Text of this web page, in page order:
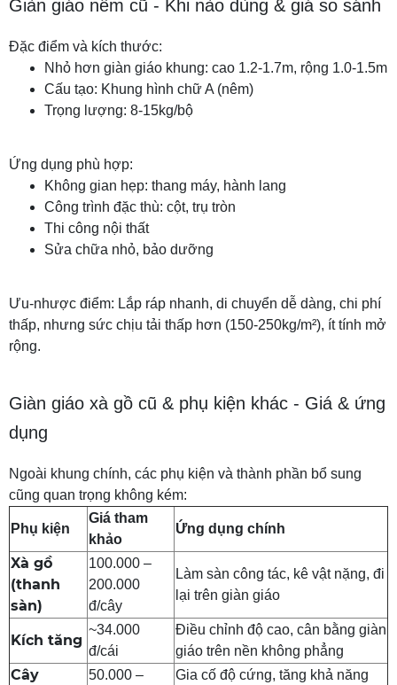
Giàn giáo nêm cũ - Khi nào dùng & giá so sánh
Đặc điểm và kích thước:
Nhỏ hơn giàn giáo khung: cao 1.2-1.7m, rộng 1.0-1.5m
Cấu tạo: Khung hình chữ A (nêm)
Trọng lượng: 8-15kg/bộ
Ứng dụng phù hợp:
Không gian hẹp: thang máy, hành lang
Công trình đặc thù: cột, trụ tròn
Thi công nội thất
Sửa chữa nhỏ, bảo dưỡng
Ưu-nhược điểm: Lắp ráp nhanh, di chuyển dễ dàng, chi phí
thấp, nhưng sức chịu tải thấp hơn (150-250kg/m²), ít tính mở
rộng.
Giàn giáo xà gồ cũ & phụ kiện khác - Giá & ứng
dụng
Ngoài khung chính, các phụ kiện và thành phần bổ sung
cũng quan trọng không kém:
Phụ kiện
Giá tham
khảo
Ứng dụng chính
Xà gồ
(thanh
sàn)
100.000 –
200.000
đ/cây
Làm sàn công tác, kê vật nặng, đi
lại trên giàn giáo
Kích tăng
~34.000
đ/cái
Điều chỉnh độ cao, cân bằng giàn
giáo trên nền không phẳng
Cây
50.000 –
Gia cố độ cứng, tăng khả năng